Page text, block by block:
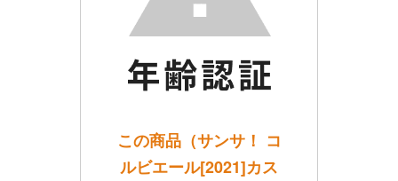
この商品（サンサ！ コ
ルビエール[2021]カス